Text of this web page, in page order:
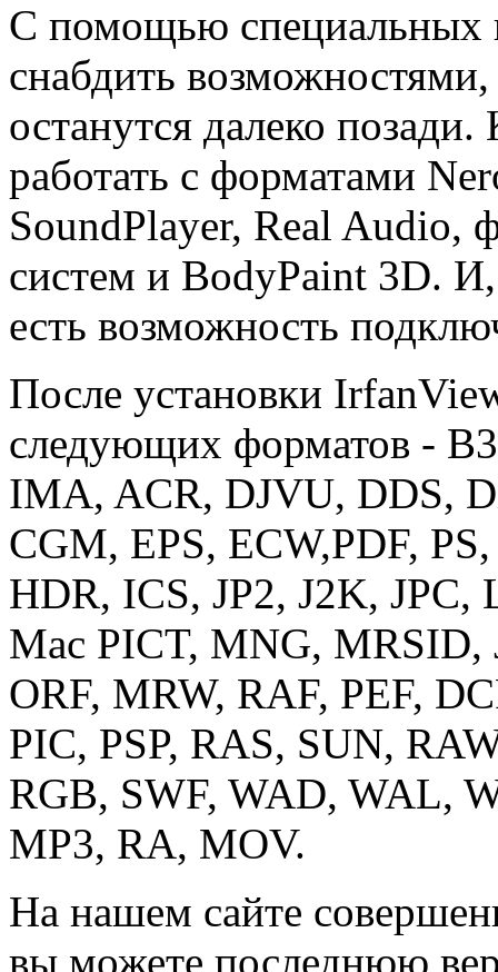
С помощью специальных
снабдить
останутся далеко
работать с форматами
SoundPlayer, Real Audio,
систем и BodyPaint 3D.
есть возможность
После установки
следующих форматов -
IMA, ACR, DJVU, DDS,
CGM, EPS, ECW,PDF,
HDR, ICS, JP2, J2K,
Mac PICT, MNG, MRSID,
ORF, MRW, RAF, PEF,
PIC, PSP, RAS, SUN,
RGB, SWF, WAD, WAL,
MP3, RA, MOV.
На нашем сайте
вы можете последнюю